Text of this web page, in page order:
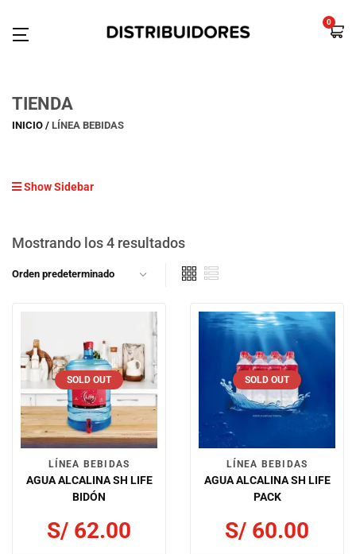
0
TIENDA
INICIO LÍNEA BEBIDAS
Show Sidebar
Mostrando los 4 resultados
SOLD OUT
LÍNEA BEBIDAS
AGUA ALCALINA SH LIFE
BIDÓN
S/ 62.00
SOLD OUT
LÍNEA BEBIDAS
AGUA ALCALINA SH LIFE
PACK
S/ 60.00